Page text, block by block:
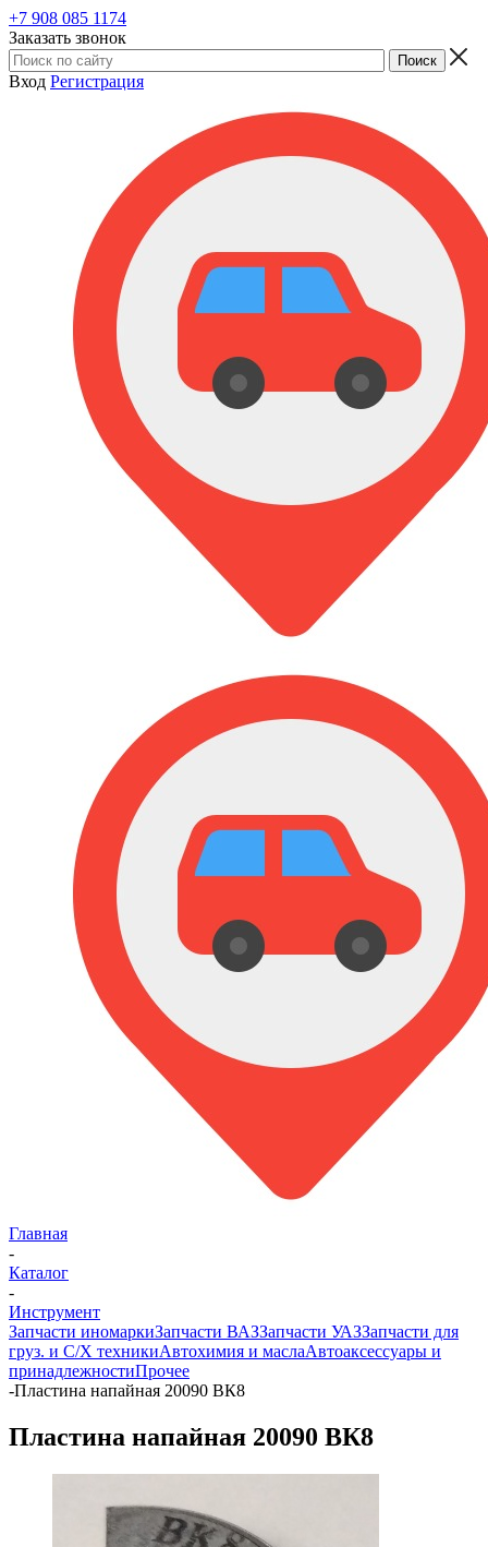
+7 908 085 1174
Заказать звонок
Вход Регистрация
Главная
-
Каталог
-
Инструмент
Запчасти иномаркиЗапчасти ВАЗЗапчасти УАЗЗапчасти для
груз. и С/Х техникиАвтохимия и маслаАвтоаксессуары и
принадлежностиПрочее
-Пластина напайная 20090 ВК8
Пластина напайная 20090 ВК8